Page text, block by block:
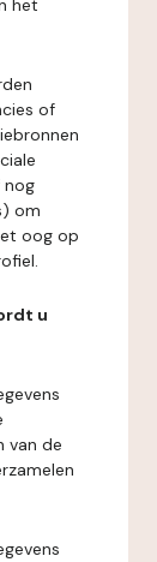
het
of
nog
om
oog op
u
van de